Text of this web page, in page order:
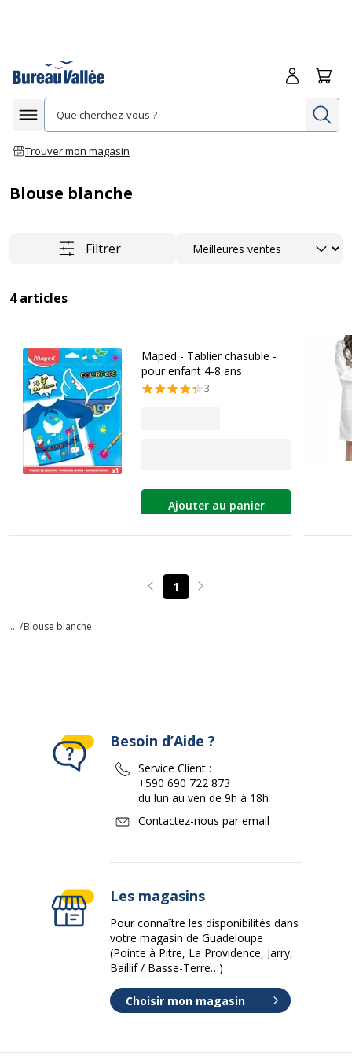
Afficher la navigation
Trouver mon magasin
Me
Blouse blanche
Filtrer Trier
4 articles
Maped - Tablier chasuble -
pour enfant 4-8 ans
3
Ajouter au panier
Page précédente
1 Page suivante
... /Blouse blanche
Besoin d’Aide ?
Service Client :
+590 690 722 873
du lun au ven de 9h à 18h
Contactez-nous par email
Les magasins
Pour connaître les disponibilités dans
votre magasin de Guadeloupe
(Pointe à Pitre, La Providence, Jarry,
Baillif / Basse-Terre…)
Choisir mon magasin